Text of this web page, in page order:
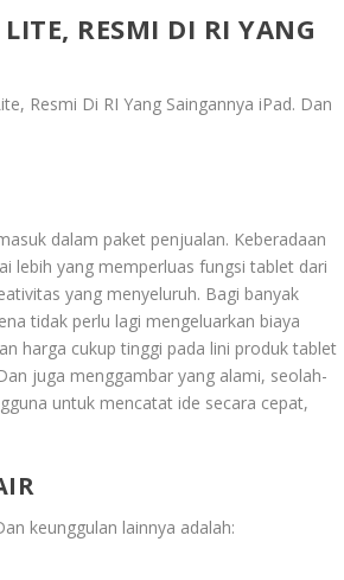
RESMI DI RI YANG
Resmi Di RI Yang Saingannya iPad. Dan
dalam paket penjualan. Keberadaan
lebih yang memperluas fungsi tablet dari
yang menyeluruh. Bagi banyak
tidak perlu lagi mengeluarkan biaya
harga cukup tinggi pada lini produk tablet
juga menggambar yang alami, seolah-
untuk mencatat ide secara cepat,
keunggulan lainnya adalah: